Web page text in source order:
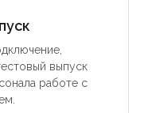
выпуск
работе с